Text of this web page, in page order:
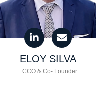
ELOYSILVA
CCO & Co- Founder